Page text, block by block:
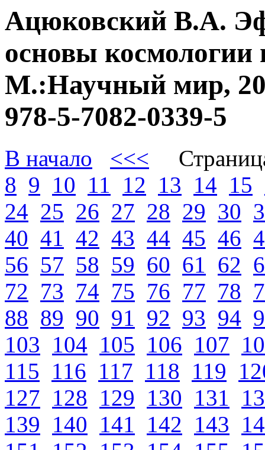
Ацюковский В.А.
основы космологии
М.:Научный мир,
978-5-7082-0339-5
В начало <<<
8 9 10 11 12 13 14 15
24 25 26 27 28 29 30
40 41 42 43 44 45 46
56 57 58 59 60 61 62
72 73 74 75 76 77 78
88 89 90 91 92 93 94
103 104 105 106 107
115 116 117 118 119
127 128 129 130 131
139 140 141 142 143